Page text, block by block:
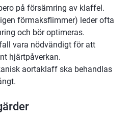
på försämring av klaffel.
förmaksflimmer) leder ofta
och bör optimeras.
vara nödvändigt för att
hjärtpåverkan.
aortaklaff ska behandlas